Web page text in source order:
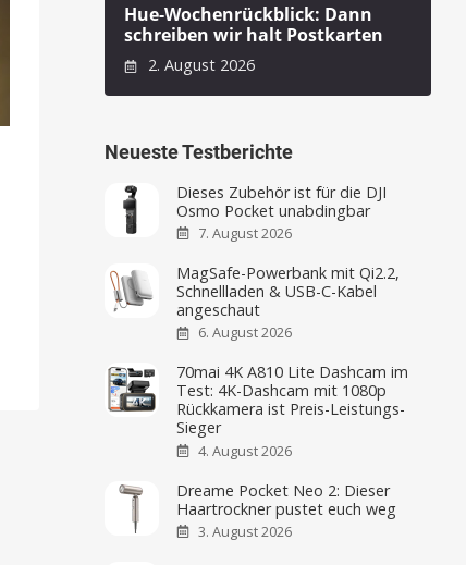
Hue-Wochenrückblick: Dann
schreiben wir halt Postkarten
2. August 2026
Neueste Testberichte
Dieses Zubehör ist für die DJI
Osmo Pocket unabdingbar
7. August 2026
MagSafe-Powerbank mit Qi2.2,
Schnellladen & USB-C-Kabel
angeschaut
6. August 2026
70mai 4K A810 Lite Dashcam im
Test: 4K-Dashcam mit 1080p
Rückkamera ist Preis-Leistungs-
Sieger
4. August 2026
Dreame Pocket Neo 2: Dieser
Haartrockner pustet euch weg
3. August 2026